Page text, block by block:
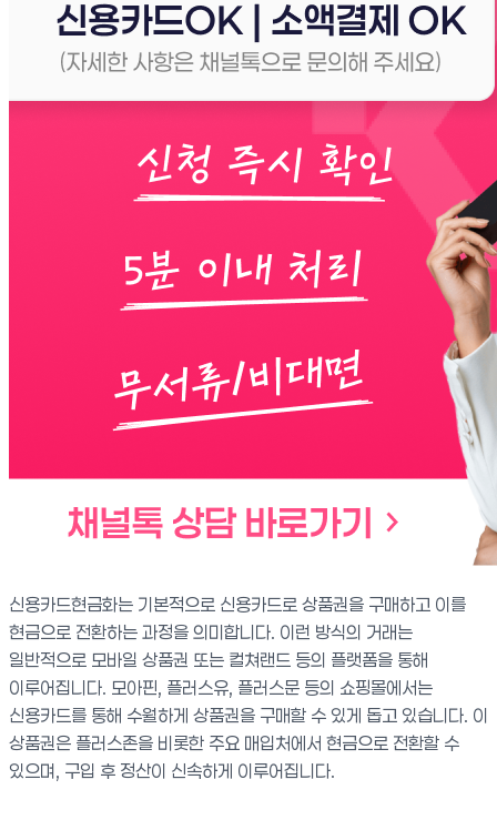
신용카드현금화는 기본적으로 신용카드로 상품권을 구매하고 이를
현금으로 전환하는 과정을 의미합니다. 이런 방식의 거래는
일반적으로 모바일 상품권 또는 컬쳐랜드 등의 플랫폼을 통해
이루어집니다. 모아핀, 플러스유, 플러스문 등의 쇼핑몰에서는
신용카드를 통해 수월하게 상품권을 구매할 수 있게 돕고 있습니다. 이
상품권은 플러스존을 비롯한 주요 매입처에서 현금으로 전환할 수
있으며, 구입 후 정산이 신속하게 이루어집니다.